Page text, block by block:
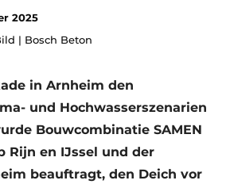
Cookie-Erklärung
2025
| Bosch Beton
in Arnheim den
und Hochwasserszenarien
Bouwcombinatie SAMEN
Rijn en IJssel und der
beauftragt, den Deich vor